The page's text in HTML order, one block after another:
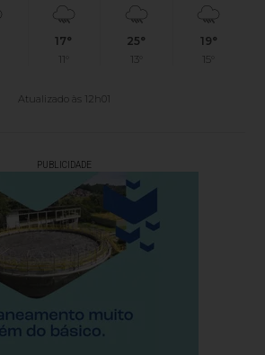
17°
11°
25°
13°
19°
15°
Atualizado às 12h01
PUBLICIDADE